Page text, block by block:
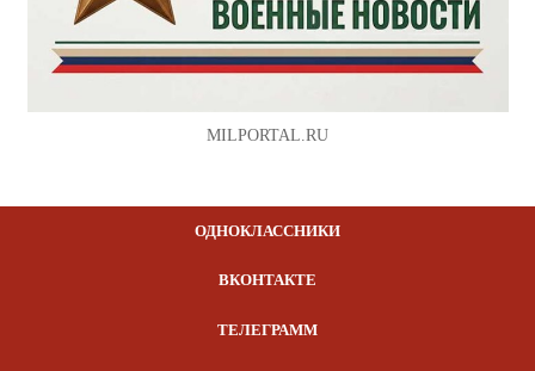
MILPORTAL.RU
ОДНОКЛАССНИКИ
ВКОНТАКТЕ
ТЕЛЕГРАММ